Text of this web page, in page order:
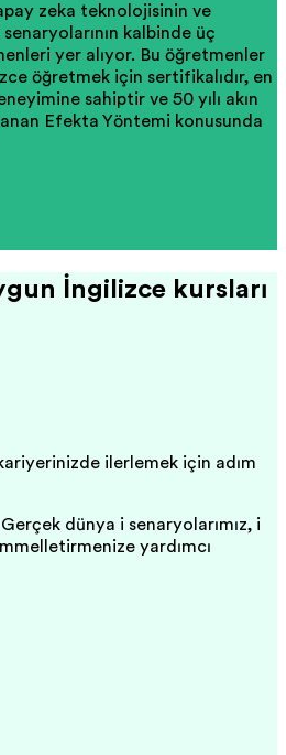
zeka teknolojisinin ve
kalbinde üç
yer alıyor. Bu öğretmenler
öğretmek için sertifikalıdır, en
sahiptir ve 50 yılı aşkın
Efekta Yöntemi konusunda
İngilizce kursları
ilerlemek için adım
dünya iş senaryolarımız, iş
yardımcı